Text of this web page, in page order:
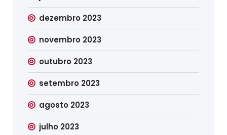
dezembro 2023
novembro 2023
outubro 2023
setembro 2023
agosto 2023
julho 2023